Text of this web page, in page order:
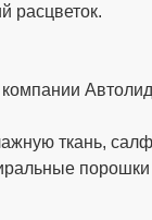
расцветок.
ткань,